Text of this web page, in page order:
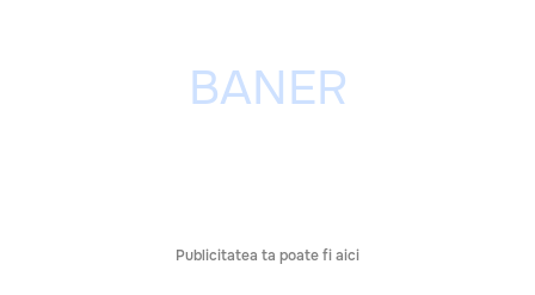
Publicitatea ta poate fi aici